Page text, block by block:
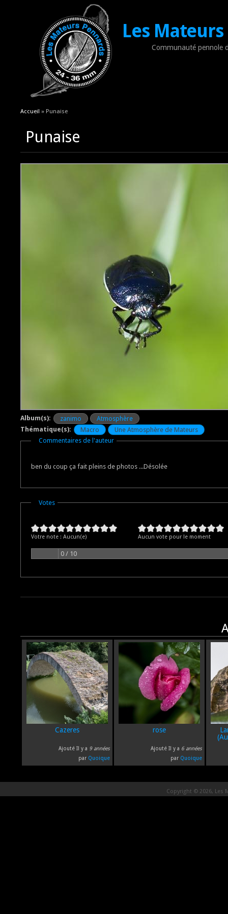
Les
Communauté pennole
Vous êtes ici
Accueil » Punaise
Punaise
Album(s): zanimo
Atmosphère
Thématique(s):
Macro
Une Atmosphère de Mateurs
Masquer
Commentaires de l'auteur
ben du coup ça fait pleins de photos ...Désolée
Masquer
Votes
Votre note : Aucun(e) Aucun vote pour le moment
0 / 10
Cazeres
Ajouté Il y a 9 années
par Quoique
rose
Ajouté Il y a 6 années
par Quoique
Copyright © 2026, Les